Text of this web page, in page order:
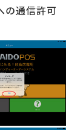
の通信許可